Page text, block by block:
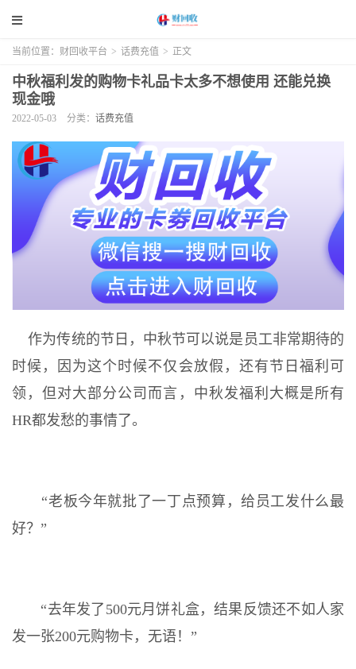
当前位置： 财回收平台 > 话费充值 > 正文
中秋福利发的购物卡礼品卡太多不想使用 还能兑换
现金哦
2022-05-03 分类： 话费充值
作为传统的节日，中秋节可以说是员工非常期待的
时候，因为这个时候不仅会放假，还有节日福利可
领，但对大部分公司而言，中秋发福利大概是所有
HR都发愁的事情了。
“老板今年就批了一丁点预算，给员工发什么最
好？”
“去年发了500元月饼礼盒，结果反馈还不如人家
发一张200元购物卡，无语！”